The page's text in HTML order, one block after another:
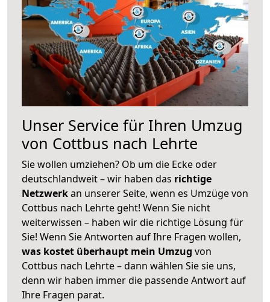
Unser Service für Ihren Umzug
von Cottbus nach Lehrte
Sie wollen umziehen? Ob um die Ecke oder
deutschlandweit – wir haben das richtige
Netzwerkan unserer Seite, wenn es Umzüge von
Cottbus nach Lehrte geht! Wenn Sie nicht
weiterwissen – haben wir die richtige Lösung für
Sie! Wenn Sie Antworten auf Ihre Fragen wollen,
was kostet überhaupt mein Umzug von
Cottbus nach Lehrte – dann wählen Sie sie uns,
denn wir haben immer die passende Antwort auf
Ihre Fragen parat.